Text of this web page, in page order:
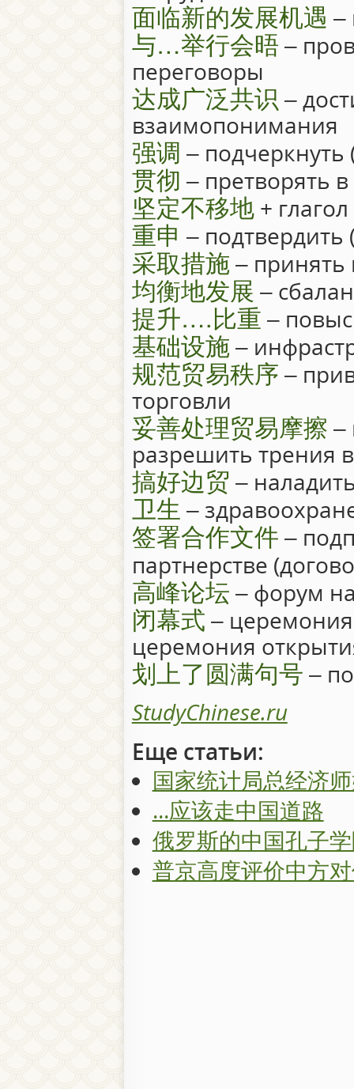
面临新的发展机遇 –
与…举行会晤 –
переговоры
达成广泛共识 –
взаимопонимания
强调 – подчеркнуть
贯彻 – претворять
坚定不移地+
重申 – подтвердить
采取措施–
均衡地发展 –
提升….比重 –
基础设施–
规范贸易秩序 –
торговли
妥善处理贸易摩擦 –
разрешить трения
搞好边贸 –
卫生 –
签署合作文件 –
партнерстве
高峰论坛 – форум
闭幕式 –
церемония
划上了圆满句号 –
StudyChinese.ru
Еще статьи:
国家统计局总经济
...应该走中国道路
俄罗斯的中国孔子
普京高度评价中方